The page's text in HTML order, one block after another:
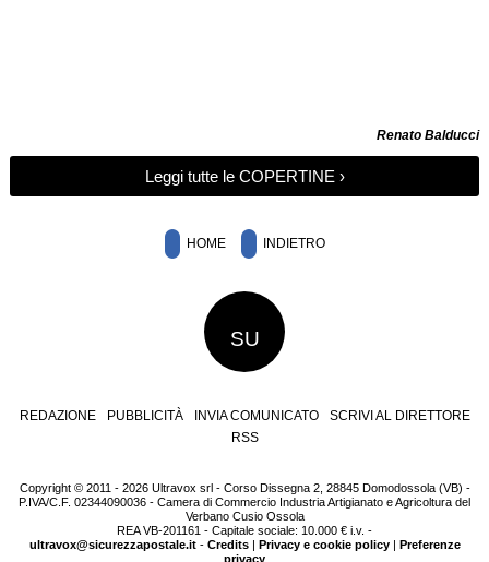
Renato Balducci
Leggi tutte le COPERTINE ›
HOME INDIETRO
SU
REDAZIONE PUBBLICITÀ INVIA COMUNICATO
SCRIVI AL DIRETTORE
RSS
Copyright © 2011 - 2026 Ultravox srl - Corso Dissegna 2, 28845 Domodossola (VB) -
P.IVA/C.F. 02344090036 - Camera di Commercio Industria Artigianato e Agricoltura del
Verbano Cusio Ossola
REA VB-201161 - Capitale sociale: 10.000 € i.v. -
ultravox@sicurezzapostale.it- Credits| Privacy e cookie policy| Preferenze
privacy